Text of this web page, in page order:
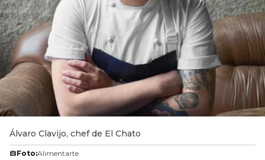
Álvaro Clavijo, chef de El Chato
Foto:Alimentarte